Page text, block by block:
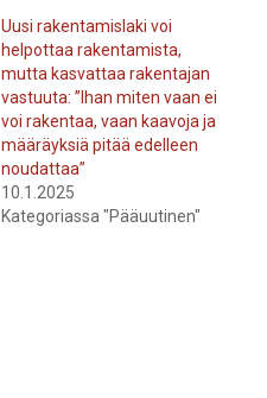
Uusi rakentamislaki voi
helpottaa rakentamista,
mutta kasvattaa rakentajan
vastuuta: ”Ihan miten vaan ei
voi rakentaa, vaan kaavoja ja
määräyksiä pitää edelleen
noudattaa”
10.1.2025
Kategoriassa "Pääuutinen"